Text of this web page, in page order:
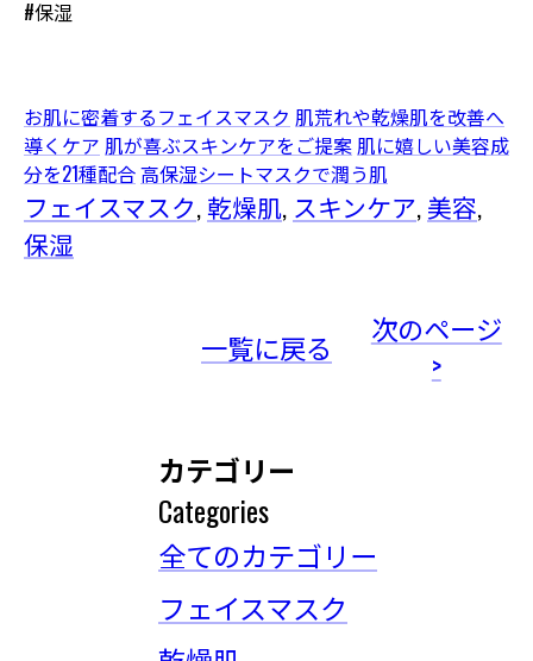
#保湿
お肌に密着するフェイスマスク 肌荒れや乾燥肌を改善へ
導くケア 肌が喜ぶスキンケアをご提案肌に嬉しい美容成
分を21種配合高保湿シートマスクで潤う肌
フェイスマスク 乾燥肌 スキンケア 美容
保湿
一覧に戻る
次のページ
>
カテゴリー
Categories
全てのカテゴリー
フェイスマスク